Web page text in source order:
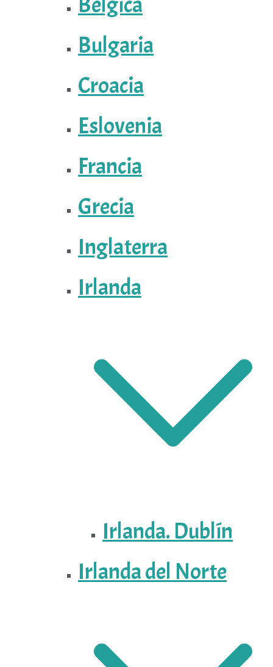
Bulgaria
Croacia
Eslovenia
Francia
Grecia
Inglaterra
Irlanda
Irlanda. Dublín
Irlanda del Norte